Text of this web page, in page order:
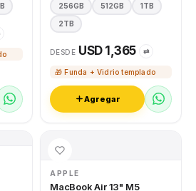
256GB 512GB 1TB
2TB
DESDE USD 1,365 ⇄
🎁 Funda + Vidrio templado
Agregar
APPLE
MacBook Air 13" M5